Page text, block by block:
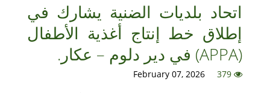
اتحاد بلديات الضنية يشارك في
إطلاق خط إنتاج أغذية الأطفال
(APPA) في دير دلوم – عكار.
379
February 07, 2026